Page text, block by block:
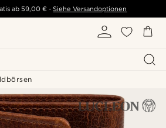
ab 59,00 € - Siehe Versandoptionen